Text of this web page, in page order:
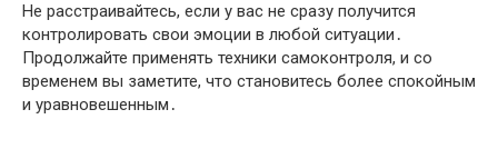
Не расстраивайтесь, если у вас не сразу получится
контролировать свои эмоции в любой ситуации․
Продолжайте применять техники самоконтроля, и со
временем вы заметите, что становитесь более спокойным
и уравновешенным․